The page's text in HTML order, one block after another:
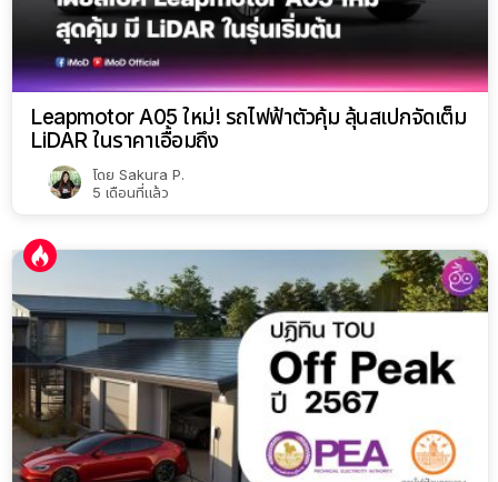
Leapmotor A05 ใหม่! รถไฟฟ้าตัวคุ้ม ลุ้นสเปกจัดเต็ม
LiDAR ในราคาเอื้อมถึง
โดย Sakura P.
5 เดือนที่แล้ว